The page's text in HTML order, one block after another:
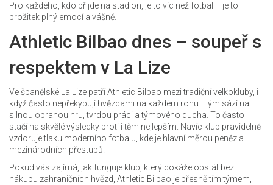
Pro každého, kdo přijde na stadion, je to víc než fotbal – je to
prožitek plný emocí a vášně.
Athletic Bilbao dnes – soupeř s
respektem v La Lize
Ve španělské La Lize patří Athletic Bilbao mezi tradiční velkokluby, i
když často nepřekypují hvězdami na každém rohu. Tým sází na
silnou obranou hru, tvrdou práci a týmového ducha. To často
stačí na skvělé výsledky proti i těm nejlepším. Navíc klub pravidelně
vzdoruje tlaku moderního fotbalu, kde je hlavní měrou peněz a
mezinárodních přestupů.
Pokud vás zajímá, jak funguje klub, který dokáže obstát bez
nákupu zahraničních hvězd, Athletic Bilbao je přesně tím týmem,